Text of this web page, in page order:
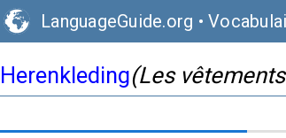
LanguageGuide.org •
Herenkleding(Les